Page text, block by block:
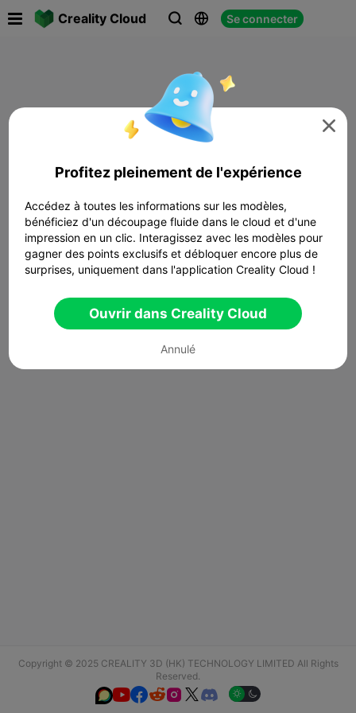
Creality Cloud   Se connecter
Copyright © 2025 CREALITY 3D (HK) TECHNOLOGY LIMITED All Rights
Reserved.
  

Profitez pleinement de l'expérience
Accédez à toutes les informations sur les modèles,
bénéficiez d'un découpage fluide dans le cloud et d'une
impression en un clic. Interagissez avec les modèles pour
gagner des points exclusifs et débloquer encore plus de
surprises, uniquement dans l'application Creality Cloud !
Ouvrir dans Creality Cloud
Annulé